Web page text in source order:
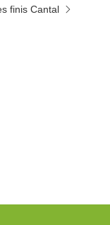
finis Cantal